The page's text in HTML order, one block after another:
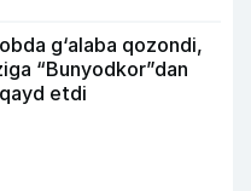
g‘alaba qozondi,
“Bunyodkor”dan
etdi